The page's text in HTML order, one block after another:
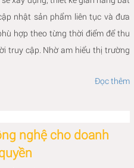
nhật sản phẩm liên tục và đưa
hợp theo từng thời điểm để thu
truy cập. Nhờ am hiểu thị trường
Đọc thêm
nghệ cho doanh